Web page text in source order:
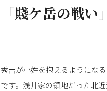
「賤ケ岳の戦
秀吉が小姓を抱えるようにな
です。浅井家の領地だった北